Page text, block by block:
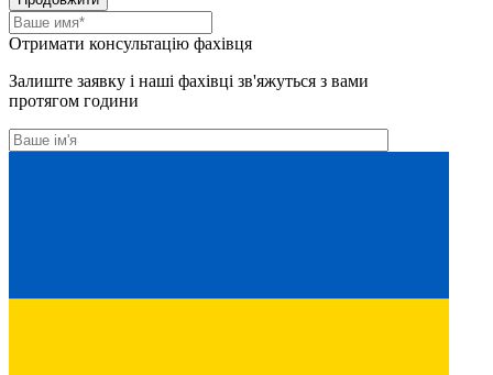
Отримати консультацію фахівця
Залиште заявку і наші фахівці зв'яжуться з вами
протягом години